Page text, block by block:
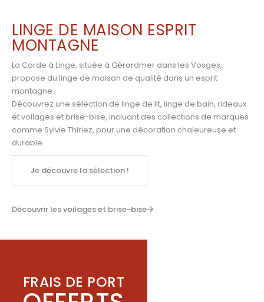
LINGE DE MAISON ESPRIT
MONTAGNE
La Corde à Linge, située à Gérardmer dans les Vosges,
propose du linge de maison de qualité dans un esprit
montagne.
Découvrez une sélection de linge de lit, linge de bain, rideaux
et voilages et brise-bise, incluant des collections de marques
comme Sylvie Thiriez, pour une décoration chaleureuse et
durable.
Je découvre la sélection !
Découvrir les voilages et brise-bise
FRAIS DE PORT